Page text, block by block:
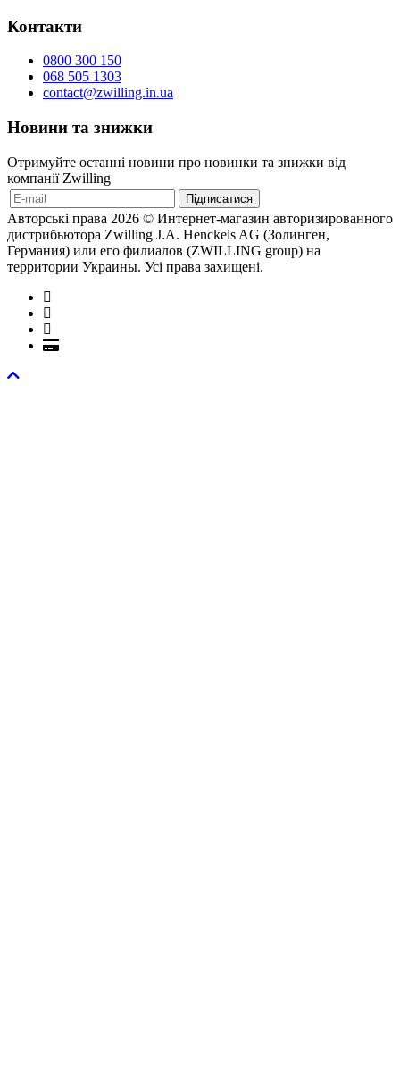
Контакти
0800 300 150
068 505 1303
contact@zwilling.in.ua
Новини та знижки
Отримуйте останні новини про новинки та знижки від
компанії Zwilling
Авторські права 2026 © Интернет-магазин авторизированного
дистрибьютора Zwilling J.A. Henckels AG (Золинген,
Германия) или его филиалов (ZWILLING group) на
территории Украины. Усі права захищені.